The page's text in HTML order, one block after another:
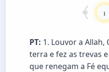
1
PT: 1. Louvor a Allah,
terra e fez as trevas
que renegam a Fé